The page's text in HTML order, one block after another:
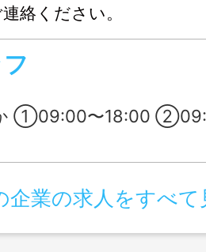
絡ください。
①09:00〜18:00
企業の求人をすべて